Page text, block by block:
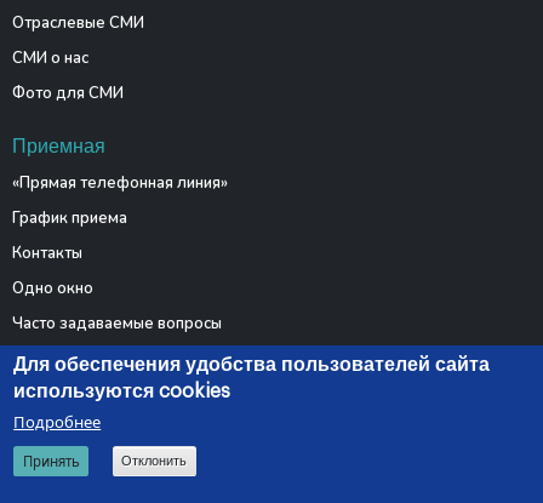
Отраслевые СМИ
СМИ о нас
Фото для СМИ
Приемная
«Прямая телефонная линия»
График приема
Контакты
Одно окно
Часто задаваемые вопросы
Электронные обращения
© 2026 Министерство связи и информатизации Республики
Для обеспечения удобства пользователей сайта
используются cookies
Подробнее
Принять Отклонить